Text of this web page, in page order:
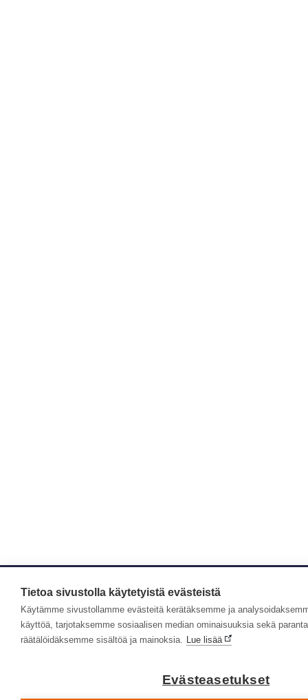
Tietoa sivustolla käytetyistä evästeistä
Käytämme sivustollamme evästeitä kerätäksemme ja
käyttöä, tarjotaksemme sosiaalisen median ominaisuuksia sekä
räätälöidäksemme sisältöä ja mainoksia. Lue lisää
Evästeasetukset